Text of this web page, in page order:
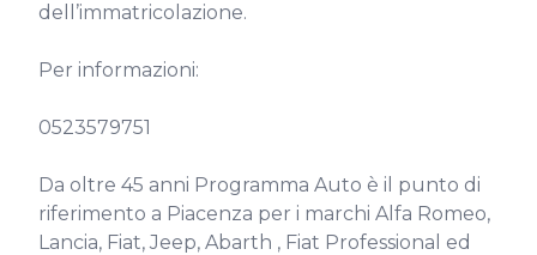
dell’immatricolazione.
Per informazioni:
0523579751
Da oltre 45 anni Programma Auto è il punto di
riferimento a Piacenza per i marchi Alfa Romeo,
Lancia, Fiat, Jeep, Abarth , Fiat Professional ed